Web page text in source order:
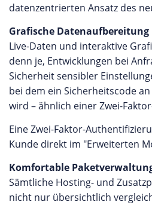
datenzentrierten Ansatz des
Grafische
Live-Daten und interaktive
denn je, Entwicklungen bei
Sicherheit sensibler
bei dem ein Sicherheitscode
wird – ähnlich einer Zwei-
Eine Zwei-Faktor-
Kunde direkt im "Erweiterten
Komfortable
Sämtliche Hosting- und
nicht nur übersichtlich